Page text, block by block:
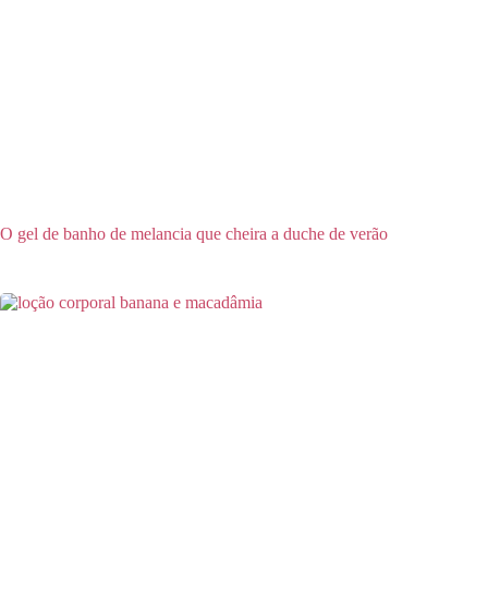
O gel de banho de melancia que cheira a duche de verão